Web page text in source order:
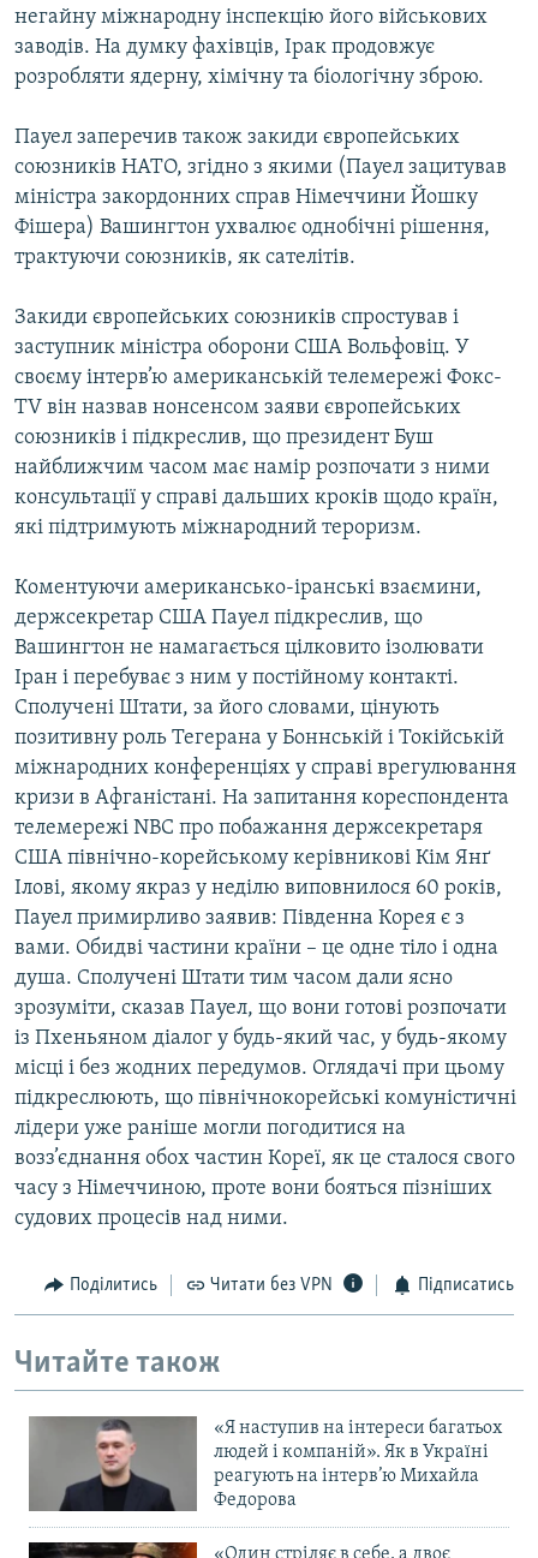
негайну міжнародну інспекцію його військових
заводів. На думку фахівців, Ірак продовжує
розробляти ядерну, хімічну та біологічну зброю.
Пауел заперечив також закиди європейських
союзників НАТО, згідно з якими (Пауел зацитував
міністра закордонних справ Німеччини Йошку
Фiшера) Вашингтон ухвалює однобічні рішення,
трактуючи союзників, як сателітів.
Закиди європейських союзників спростував і
заступник міністра оборони США Вольфовіц. У
своєму інтерв’ю американській телемережі Фокс-
ТV він назвав нонсенсом заяви європейських
союзників і підкреслив, що президент Буш
найближчим часом має намір розпочати з ними
консультації у справі дальших кроків щодо країн,
які підтримують міжнародний тероризм.
Коментуючи американсько-іранські взаємини,
держсекретар США Пауел підкреслив, що
Вашингтон не намагається цілковито ізолювати
Іран і перебуває з ним у постійному контакті.
Сполучені Штати, за його словами, цінують
позитивну роль Тегерана у Боннській і Токійській
міжнародних конференціях у справі врегулювання
кризи в Афганістані. На запитання кореспондента
телемережі NBC про побажання держсекретаря
США північно-корейському керівникові Кім Янґ
Ілові, якому якраз у неділю виповнилося 60 років,
Пауел примирливо заявив: Південна Корея є з
вами. Обидві частини країни – це одне тіло і одна
душа. Сполучені Штати тим часом дали ясно
зрозуміти, сказав Пауел, що вони готові розпочати
із Пхеньяном діалог у будь-який час, у будь-якому
місці і без жодних передумов. Оглядачі при цьому
підкреслюють, що північнокорейські комуністичні
лідери уже раніше могли погодитися на
возз’єднання обох частин Кореї, як це сталося свого
часу з Німеччиною, проте вони бояться пізніших
судових процесів над ними.
Поділитись Читати без VPN Підписатись
Читайте також
«Я наступив на інтереси багатьох
людей і компаній». Як в Україні
реагують на інтерв’ю Михайла
Федорова